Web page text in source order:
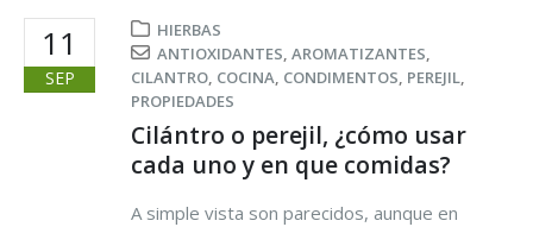
11
SEP
HIERBAS
ANTIOXIDANTES, AROMATIZANTES,
CILANTRO, COCINA, CONDIMENTOS, PEREJIL,
PROPIEDADES
Cilántro o perejil, ¿cómo usar
cada uno y en que comidas?
A simple vista son parecidos, aunque en